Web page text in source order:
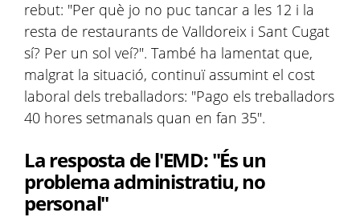
rebut: "Per què jo no puc tancar a les 12 i la
resta de restaurants de Valldoreix i Sant Cugat
sí? Per un sol veí?". També ha lamentat que,
malgrat la situació, continuï assumint el cost
laboral dels treballadors: "Pago els treballadors
40 hores setmanals quan en fan 35".
La resposta de l'EMD: "És un
problema administratiu, no
personal"